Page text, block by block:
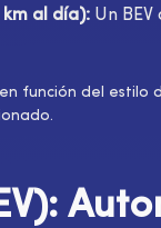
km al día): Un
función del